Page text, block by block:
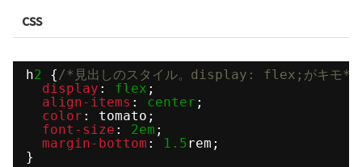
css
h2 {/*見出しのスタイル。display: flex;がキモ*/
display : flex ;
align-items : center ;
color : tomato;
font-size : 2em ;
margin-bottom : 1.5rem;
}